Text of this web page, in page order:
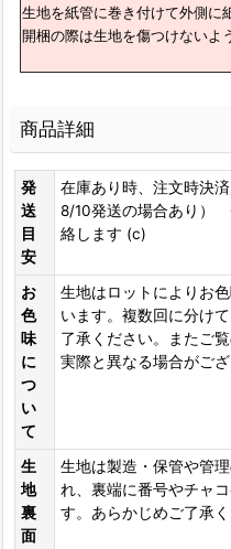
生地を紙管に巻き付けて外側に
開梱の際は生地を傷つけないよ
商品詳細
発
送
目
安
在庫あり時、注文時決
8/10発送の場合あり）
絡します (c)
お
色
味
に
つ
い
て
生地はロットによりお
います。複数回に分け
了承ください。またご
実際と異なる場合がござ
生
地
裏
面
生地は製造・保管や管
れ、裏端に番号やチャ
す。あらかじめご了承く